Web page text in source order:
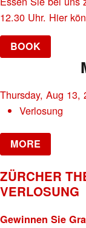
12.30 Uhr. Hier
BOOK
Thursday, Aug 13,
Verlosung
MORE
ZÜRCHER
VERLOSUNG
Gewinnen Sie